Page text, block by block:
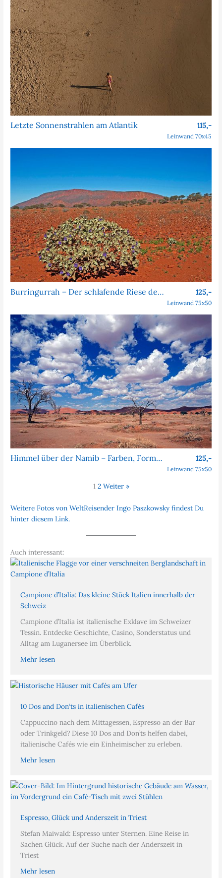
Letzte Sonnenstrahlen am Atlantik 115,-
Leinwand 70x45
Burringurrah – Der schlafende Riese des Outbacks 125,-
Leinwand 75x50
Himmel über der Namib – Farben, Formen, Faszination 125,-
Leinwand 75x50
1 2 Weiter »
Weitere Fotos von WeltReisender Ingo Paszkowsky findest Du
hinter diesem Link.
Auch interessant:
Campione d’Italia: Das kleine Stück Italien innerhalb der
Schweiz
Campione d’Italia ist italienische Exklave im Schweizer
Tessin. Entdecke Geschichte, Casino, Sonderstatus und
Alltag am Luganersee im Überblick.
Mehr lesen
10 Dos and Don‘ts in italienischen Cafés
Cappuccino nach dem Mittagessen, Espresso an der Bar
oder Trinkgeld? Diese 10 Dos and Don’ts helfen dabei,
italienische Cafés wie ein Einheimischer zu erleben.
Mehr lesen
Espresso, Glück und Anderszeit in Triest
Stefan Maiwald: Espresso unter Sternen. Eine Reise in
Sachen Glück. Auf der Suche nach der Anderszeit in
Triest
Mehr lesen